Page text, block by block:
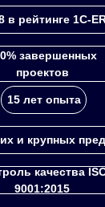
качества
9001:2015
завершенных
проектов
15 лет опыта
в рейтинге 1С-
и крупных